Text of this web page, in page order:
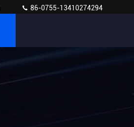
86-0755-13410274294